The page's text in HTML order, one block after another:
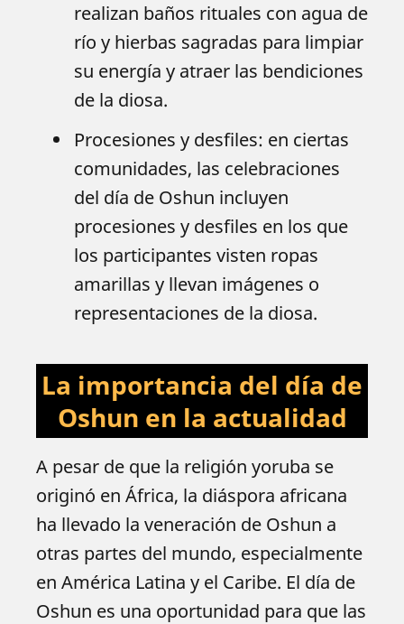
realizan baños rituales con agua de
río y hierbas sagradas para limpiar
su energía y atraer las bendiciones
de la diosa.
Procesiones y desfiles: en ciertas
comunidades, las celebraciones
del día de Oshun incluyen
procesiones y desfiles en los que
los participantes visten ropas
amarillas y llevan imágenes o
representaciones de la diosa.
La importancia del día de
Oshun en la actualidad
A pesar de que la religión yoruba se
originó en África, la diáspora africana
ha llevado la veneración de Oshun a
otras partes del mundo, especialmente
en América Latina y el Caribe. El día de
Oshun es una oportunidad para que las